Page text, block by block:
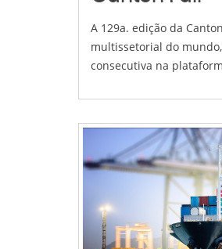
A 129a. edição da
multissetorial do
consecutiva na